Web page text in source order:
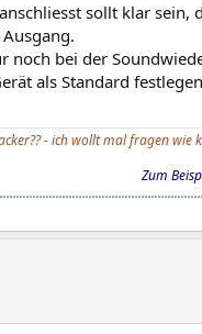
sollt klar sein,
noch bei der
als Standard
- ich wollt mal fragen wie
Zum